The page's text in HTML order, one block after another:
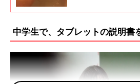
得ないことに不安感
～20代での発症が多
は、小学２年生のこ
なったと言います。
中学生で、タブレットの説明書